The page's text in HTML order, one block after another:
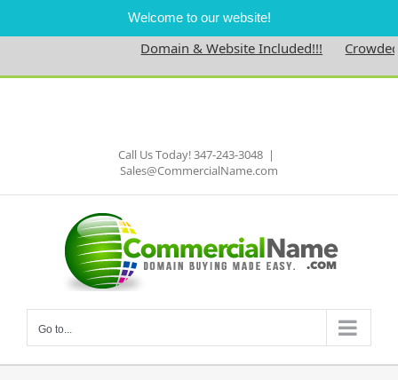
Welcome to our website!
Domain & Website Included!!!
Skip
Call Us Today! 347-243-3048 |
Sales@CommercialName.com
Go to...